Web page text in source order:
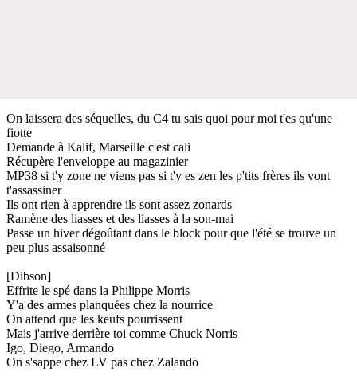
On laissera des séquelles, du C4 tu sais quoi pour moi t'es qu'une
fiotte
Demande à Kalif, Marseille c'est cali
Récupère l'enveloppe au magazinier
MP38 si t'y zone ne viens pas si t'y es zen les p'tits frères ils vont
t'assassiner
Ils ont rien à apprendre ils sont assez zonards
Ramène des liasses et des liasses à la son-mai
Passe un hiver dégoûtant dans le block pour que l'été se trouve un
peu plus assaisonné
[Dibson]
Effrite le spé dans la Philippe Morris
Y'a des armes planquées chez la nourrice
On attend que les keufs pourrissent
Mais j'arrive derrière toi comme Chuck Norris
Igo, Diego, Armando
On s'sappe chez LV pas chez Zalando